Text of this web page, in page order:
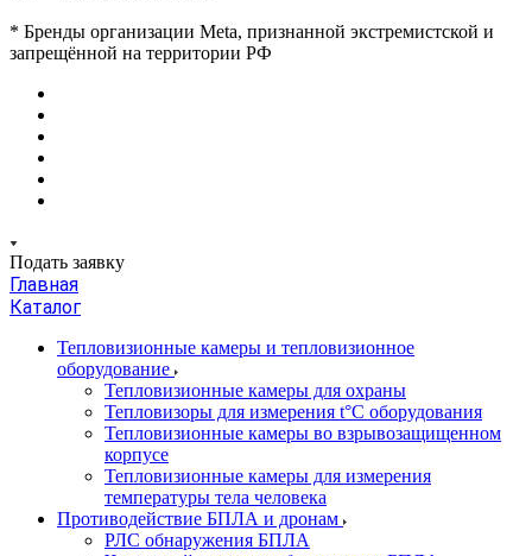
* Бренды организации Meta, признанной экстремистской и
запрещённой на территории РФ
Подать заявку
Главная
Каталог
Тепловизионные камеры и тепловизионное
оборудование
Тепловизионные камеры для охраны
Тепловизоры для измерения t°С оборудования
Тепловизионные камеры во взрывозащищенном
корпусе
Тепловизионные камеры для измерения
температуры тела человека
Противодействие БПЛА и дронам
РЛС обнаружения БПЛА